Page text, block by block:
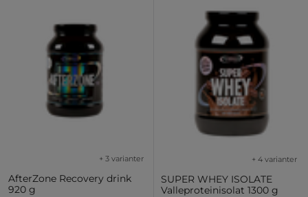
AfterZone Recovery drink
920 g
+ 3 varianter
SUPER WHEY ISOLATE
Valleproteinisolat 1300 g
+ 4 varianter